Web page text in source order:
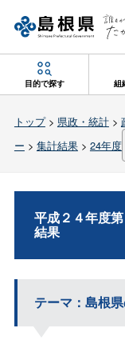
目的で探す 組
トップ> 県政・統計>
ー > 集計結果> 24年度
平成２４年度
結果
テーマ：島根